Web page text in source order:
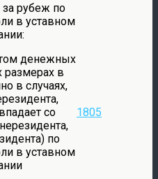
рубеж по
в уставном
денежных
размерах в
в случаях,
со
по
в уставном
1805